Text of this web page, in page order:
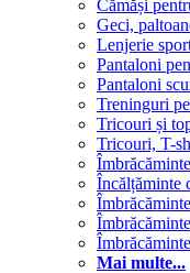
Cămăși
Geci,
Lenjerie
Pantaloni
Pantaloni
Treninguri
Tricouri și
Tricouri, T-
Încălțăminte
Mai multe...